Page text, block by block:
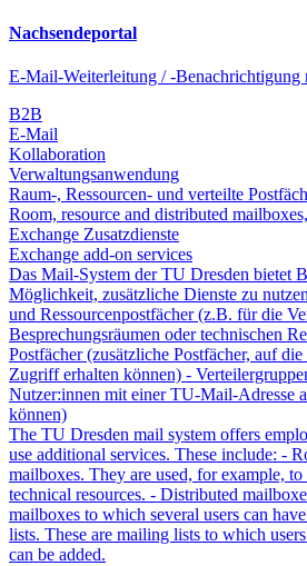
Nachsendeportal
E-Mail-Weiterleitung / -Benachrichtigung
B2B
E-Mail
Kollaboration
Verwaltungsanwendung
Raum-, Ressourcen- und verteilte
Room, resource and distributed
Exchange Zusatzdienste
Exchange add-on services
Das Mail-System der TU Dresden bietet
Möglichkeit, zusätzliche Dienste zu
und Ressourcenpostfächer (z.B. für die
Besprechungsräumen oder technischen
Postfächer (zusätzliche Postfächer, auf
Zugriff erhalten können) -
Nutzer:innen mit einer TU-Mail-Adresse
können)
The TU Dresden mail system offers
use additional services. These include: -
mailboxes. They are used, for example,
technical resources. - Distributed
mailboxes to which several users can
lists. These are mailing lists to which
can be added.